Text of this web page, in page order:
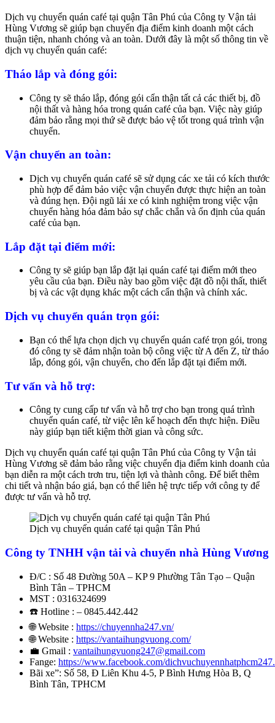
Dịch vụ chuyển quán café tại quận Tân Phú của Công ty Vận tải
Hùng Vương sẽ giúp bạn chuyển địa điểm kinh doanh một cách
thuận tiện, nhanh chóng và an toàn. Dưới đây là một số thông tin về
dịch vụ chuyển quán café:
Tháo lắp và đóng gói:
Công ty sẽ tháo lắp, đóng gói cẩn thận tất cả các thiết bị, đồ
nội thất và hàng hóa trong quán café của bạn. Việc này giúp
đảm bảo rằng mọi thứ sẽ được bảo vệ tốt trong quá trình vận
chuyển.
Vận chuyển an toàn:
Dịch vụ chuyển quán café sẽ sử dụng các xe tải có kích thước
phù hợp để đảm bảo việc vận chuyển được thực hiện an toàn
và đúng hẹn. Đội ngũ lái xe có kinh nghiệm trong việc vận
chuyển hàng hóa đảm bảo sự chắc chắn và ổn định của quán
café của bạn.
Lắp đặt tại điểm mới:
Công ty sẽ giúp bạn lắp đặt lại quán café tại điểm mới theo
yêu cầu của bạn. Điều này bao gồm việc đặt đồ nội thất, thiết
bị và các vật dụng khác một cách cẩn thận và chính xác.
Dịch vụ chuyển quán trọn gói:
Bạn có thể lựa chọn dịch vụ chuyển quán café trọn gói, trong
đó công ty sẽ đảm nhận toàn bộ công việc từ A đến Z, từ tháo
lắp, đóng gói, vận chuyển, cho đến lắp đặt tại điểm mới.
Tư vấn và hỗ trợ:
Công ty cung cấp tư vấn và hỗ trợ cho bạn trong quá trình
chuyển quán café, từ việc lên kế hoạch đến thực hiện. Điều
này giúp bạn tiết kiệm thời gian và công sức.
Dịch vụ chuyển quán café tại quận Tân Phú của Công ty Vận tải
Hùng Vương sẽ đảm bảo rằng việc chuyển địa điểm kinh doanh của
bạn diễn ra một cách trơn tru, tiện lợi và thành công. Để biết thêm
chi tiết và nhận báo giá, bạn có thể liên hệ trực tiếp với công ty để
được tư vấn và hỗ trợ.
Dịch vụ chuyển quán café tại quận Tân Phú
Công ty TNHH vận tải và chuyển nhà Hùng Vương
Đ/C : Số 48 Đường 50A – KP 9 Phường Tân Tạo – Quận
Bình Tân – TPHCM
MST : 0316324699
☎️ Hotline : – 0845.442.442
🌐 Website : https://chuyennha247.vn/
🌐 Website : https://vantaihungvuong.com/
💼 Gmail : vantaihungvuong247@gmail.com
Fange: https://www.facebook.com/
Bãi xe”: Số 58, Đ Liên Khu 4-5, P Bình Hưng Hòa B, Q
Bình Tân, TPHCM